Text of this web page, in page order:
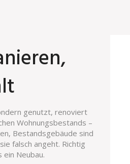
genutzt, renoviert
Wohnungsbestands –
Bestandsgebäude sind
falsch angeht. Richtig
Neubau.